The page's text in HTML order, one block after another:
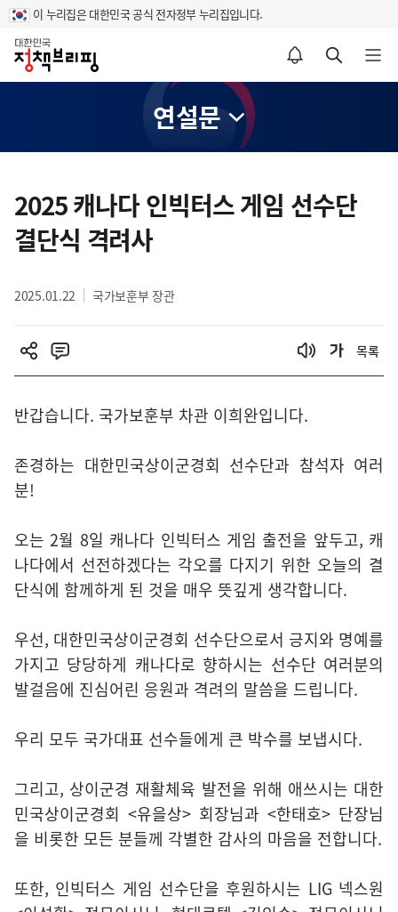
이 누리집은 대한민국 공식 전자정부 누리집입니다.
홈
알림설정 바로가기 검색 바로가기 메뉴 열기
연설문
텐
츠
영
2025 캐나다 인빅터스 게임 선수단
결단식 격려사
2025.01.22 국가보훈부 장관
목록
반갑습니다. 국가보훈부 차관 이희완입니다.
존경하는 대한민국상이군경회 선수단과 참석자 여러
분!
오는 2월 8일 캐나다 인빅터스 게임 출전을 앞두고, 캐
나다에서 선전하겠다는 각오를 다지기 위한 오늘의 결
단식에 함께하게 된 것을 매우 뜻깊게 생각합니다.
우선, 대한민국상이군경회 선수단으로서 긍지와 명예를
가지고 당당하게 캐나다로 향하시는 선수단 여러분의
발걸음에 진심어린 응원과 격려의 말씀을 드립니다.
우리 모두 국가대표 선수들에게 큰 박수를 보냅시다.
그리고, 상이군경 재활체육 발전을 위해 애쓰시는 대한
민국상이군경회 <유을상> 회장님과 <한태호> 단장님
을 비롯한 모든 분들께 각별한 감사의 마음을 전합니다.
또한, 인빅터스 게임 선수단을 후원하시는 LIG 넥스원